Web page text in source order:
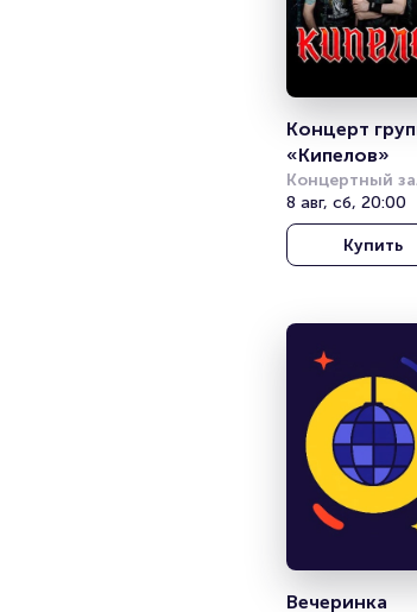
Концерт
«Кипелов»
Концертный
Фестивальный
8 авг, сб, 20:00
Купить
Вечеринка